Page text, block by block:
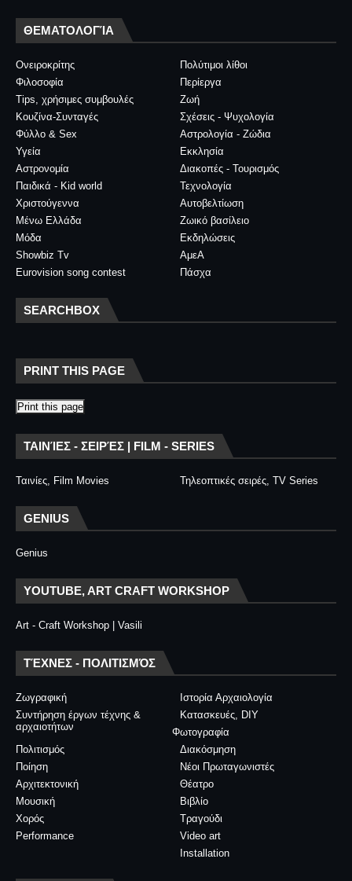
ΘΕΜΑΤΟΛΟΓΊΑ
Ονειροκρίτης
Πολύτιμοι λίθοι
Φιλοσοφία
Περίεργα
Tips, χρήσιμες συμβουλές
Ζωή
Κουζίνα-Συνταγές
Σχέσεις - Ψυχολογία
Φύλλο & Sex
Αστρολογία - Ζώδια
Υγεία
Εκκλησία
Αστρονομία
Διακοπές - Τουρισμός
Παιδικά - Kid world
Τεχνολογία
Χριστούγεννα
Αυτοβελτίωση
Μένω Ελλάδα
Ζωικό βασίλειο
Μόδα
Εκδηλώσεις
Showbiz Tv
ΑμεΑ
Eurovision song contest
Πάσχα
SEARCHBOX
PRINT THIS PAGE
Print this page
ΤΑΙΝΊΕΣ - ΣΕΙΡΈΣ | FILM - SERIES
Ταινίες, Film Movies Τηλεοπτικές σειρές, TV Series
GENIUS
Genius
YOUTUBE, ART CRAFT WORKSHOP
Art - Craft Workshop | Vasili
ΤΈΧΝΕΣ - ΠΟΛΙΤΙΣΜΌΣ
Ζωγραφική
Ιστορία Αρχαιολογία
Συντήρηση έργων τέχνης &
αρχαιοτήτων
Κατασκευές, DIY
Φωτογραφία
Διακόσμηση
Πολιτισμός
Νέοι Πρωταγωνιστές
Ποίηση
Θέατρο
Αρχιτεκτονική
Βιβλίο
Μουσική
Τραγούδι
Χορός
Video art
Performance
Installation